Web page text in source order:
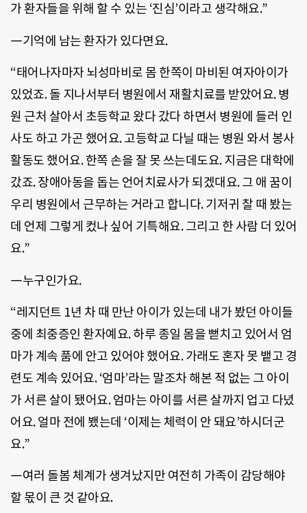
가 환자들을 위해 할 수 있는 ‘진심’이라고 생각해요.”
―기억에 남는 환자가 있다면요.
“태어나자마자 뇌성마비로 몸 한쪽이 마비된 여자아이가
있었죠. 돌 지나서부터 병원에서 재활치료를 받았어요. 병
원 근처 살아서 초등학교 왔다 갔다 하면서 병원에 들러 인
사도 하고 가곤 했어요. 고등학교 다닐 때는 병원 와서 봉사
활동도 했어요. 한쪽 손을 잘 못 쓰는데도요. 지금은 대학에
갔죠. 장애아동을 돕는 언어치료사가 되겠대요. 그 애 꿈이
우리 병원에서 근무하는 거라고 합니다. 기저귀 찰 때 봤는
데 언제 그렇게 컸나 싶어 기특해요. 그리고 한 사람 더 있어
요.”
―누구인가요.
“레지던트 1년 차 때 만난 아이가 있는데 내가 봤던 아이들
중에 최중증인 환자예요. 하루 종일 몸을 뻗치고 있어서 엄
마가 계속 품에 안고 있어야 했어요. 가래도 혼자 못 뱉고 경
련도 계속 있어요. ‘엄마’라는 말조차 해본 적 없는 그 아이
가 서른 살이 됐어요. 엄마는 아이를 서른 살까지 업고 다녔
어요. 얼마 전에 뵀는데 ‘이제는 체력이 안 돼요’하시더군
요.”
―여러 돌봄 체계가 생겨났지만 여전히 가족이 감당해야
할 몫이 큰 것 같아요.